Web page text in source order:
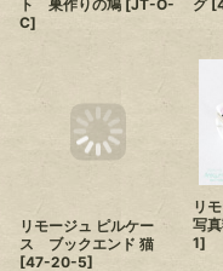
ト 巣作りの鳩 [JT-O-
C]
グ [
リ
写
1]